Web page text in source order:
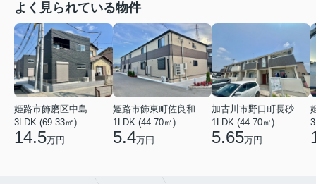
よく見られている物件
姫路市飾磨区中島
3LDK (69.33㎡)
14.5万円
姫路市飾東町佐良和
1LDK (44.70㎡)
5.4万円
加古川市野口町長砂
1LDK (44.70㎡)
5.65万円